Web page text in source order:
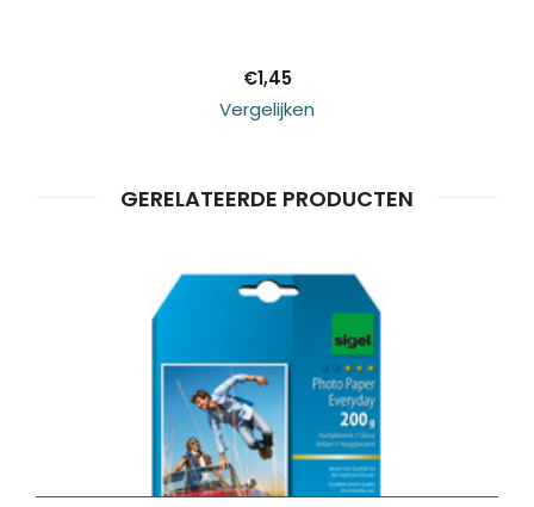
€1,45
Vergelijken
GERELATEERDE PRODUCTEN